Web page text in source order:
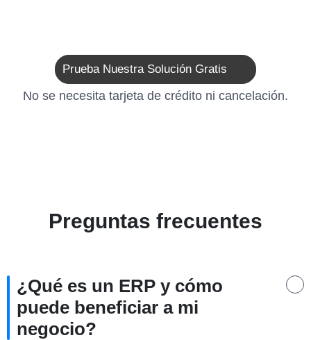
Prueba Nuestra Solución Gratis
No se necesita tarjeta de crédito ni cancelación.
Preguntas frecuentes
¿Qué es un ERP y cómo
puede beneficiar a mi
negocio?